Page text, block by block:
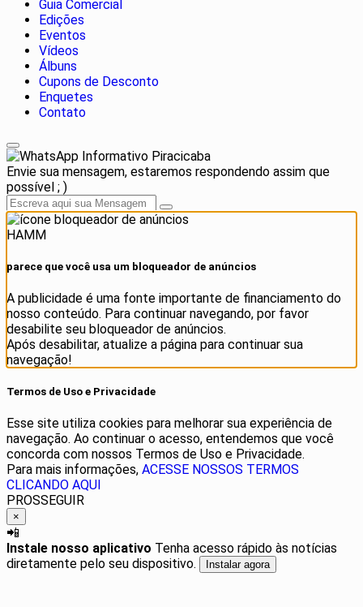
Guia Comercial
Edições
Eventos
Vídeos
Álbuns
Cupons de Desconto
Enquetes
Contato
Informativo Piracicaba
Envie sua mensagem, estaremos respondendo assim que
possível ; )
HAMM
parece que você usa um bloqueador de anúncios
A publicidade é uma fonte importante de financiamento do
nosso conteúdo. Para continuar navegando, por favor
desabilite seu bloqueador de anúncios.
Após desabilitar, atualize a página para continuar sua
navegação!
Termos de Uso e Privacidade
Esse site utiliza cookies para melhorar sua experiência de
navegação. Ao continuar o acesso, entendemos que você
concorda com nossos Termos de Uso e Privacidade.
Para mais informações, ACESSE NOSSOS TERMOS
CLICANDO AQUI
PROSSEGUIR
×
📲
Instale nosso aplicativo Tenha acesso rápido às notícias
diretamente pelo seu dispositivo.
Instalar agora